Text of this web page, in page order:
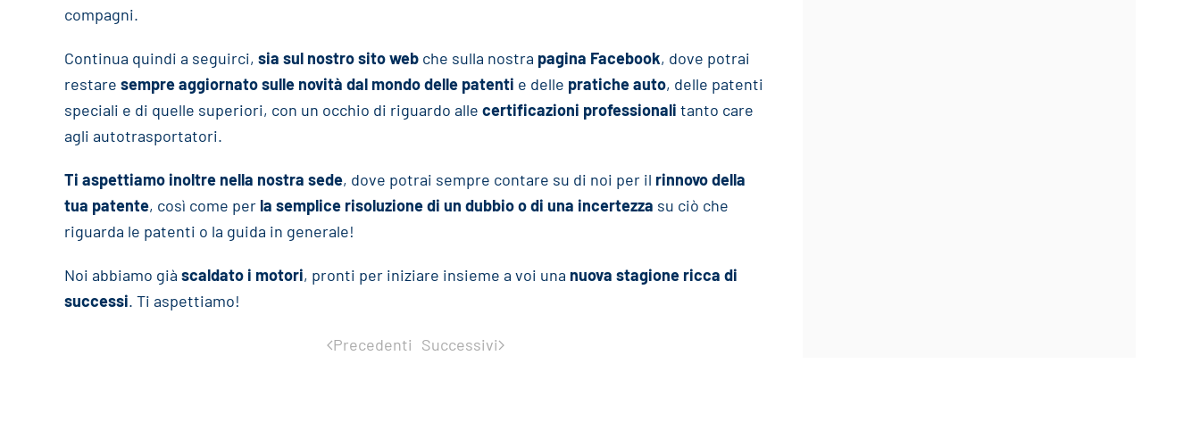
compagni.
Continua quindi a seguirci, sia sul nostro sito web che sulla nostra pagina Facebook, dove potrai
restare sempre aggiornato sulle novità dal mondo delle patenti e delle pratiche auto, delle patenti
speciali e di quelle superiori, con un occhio di riguardo alle certificazioni professionali tanto care
agli autotrasportatori.
Ti aspettiamo inoltre nella nostra sede, dove potrai sempre contare su di noi per il rinnovo della
tua patente, così come per la semplice risoluzione di un dubbio o di una incertezza su ciò che
riguarda le patenti o la guida in generale!
Noi abbiamo già scaldato i motori, pronti per iniziare insieme a voi una nuova stagione ricca di
successi. Ti aspettiamo!
Precedenti Successivi